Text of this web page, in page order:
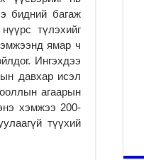
бидний багаж
түлэхийг
ямар ч
Ингэхдээ
давхар исэл
агаарын
хэмжээ 200-
түүхий